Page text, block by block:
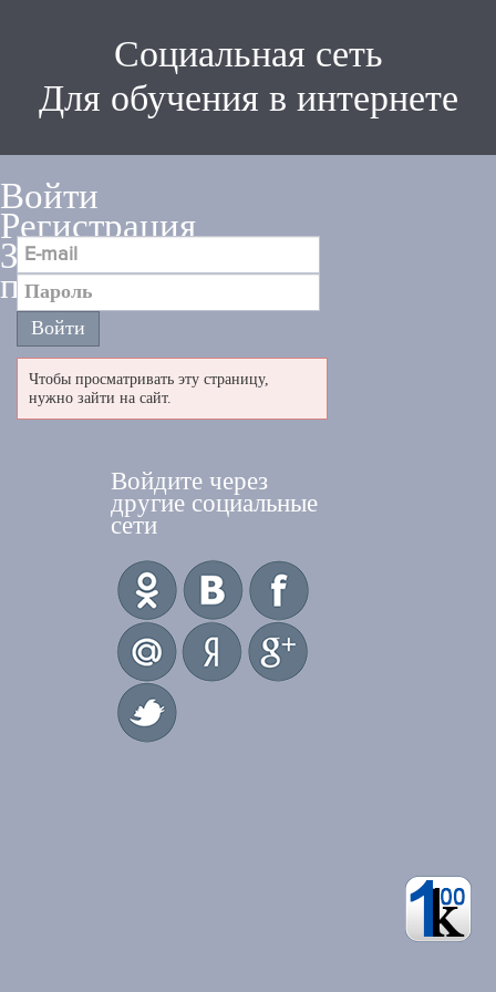
Социальная сеть
Для обучения в интернете
Войти
Регистрация
Забыли
пароль
Чтобы просматривать эту страницу,
нужно зайти на сайт.
Войдите через
другие социальные
сети